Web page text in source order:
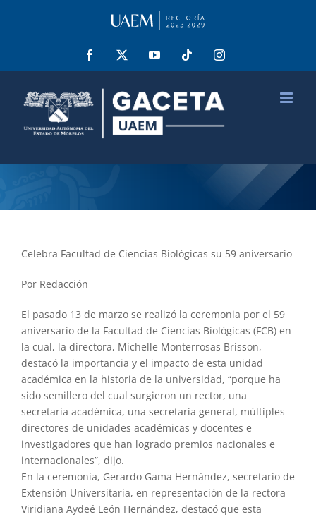
Facebook YouTube Tiktok Instagram
Celebra Facultad de Ciencias Biológicas su 59 aniversario
Por Redacción
El pasado 13 de marzo se realizó la ceremonia por el 59
aniversario de la Facultad de Ciencias Biológicas (FCB) en
la cual, la directora, Michelle Monterrosas Brisson,
destacó la importancia y el impacto de esta unidad
académica en la historia de la universidad, “porque ha
sido semillero del cual surgieron un rector, una
secretaria académica, una secretaria general, múltiples
directores de unidades académicas y docentes e
investigadores que han logrado premios nacionales e
internacionales”, dijo.
En la ceremonia, Gerardo Gama Hernández, secretario de
Extensión Universitaria, en representación de la rectora
Viridiana Aydeé León Hernández, destacó que esta